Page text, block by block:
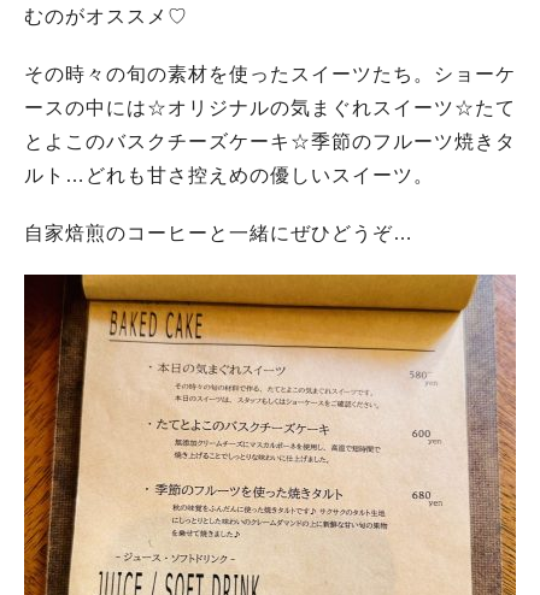
むのがオススメ♡
その時々の旬の素材を使ったスイーツたち。ショーケ
ースの中には☆オリジナルの気まぐれスイーツ☆たて
とよこのバスクチーズケーキ☆季節のフルーツ焼きタ
ルト…どれも甘さ控えめの優しいスイーツ。
自家焙煎のコーヒーと一緒にぜひどうぞ…